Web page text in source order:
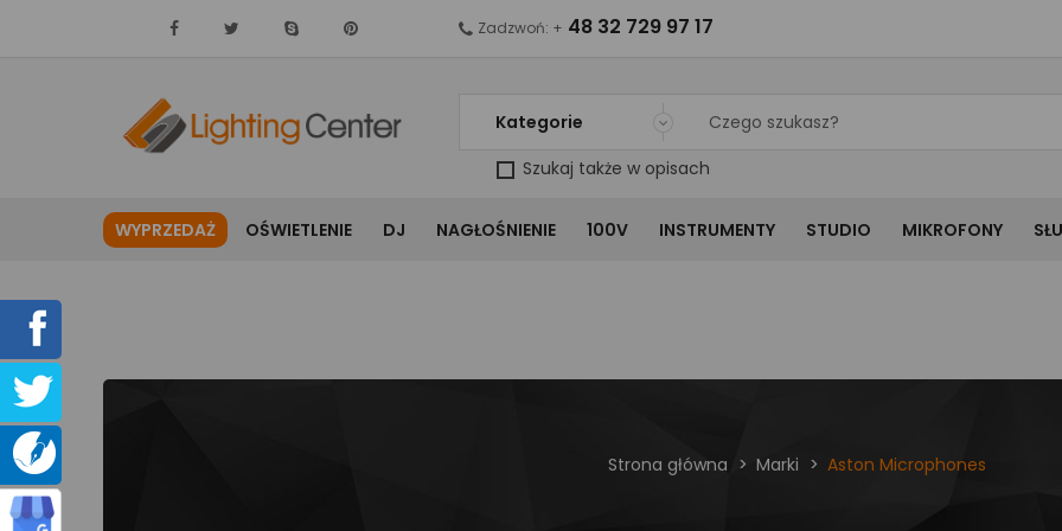
Kategorie
Szukaj także w opisach
Zadzwoń: + 48 32 729 97 17
WYPRZEDAŻ OŚWIETLENIE DJ NAGŁOŚNIENIE 100V INSTRUMENTY STUDIO MIKROFONY
Strona główna Marki Aston Microphones